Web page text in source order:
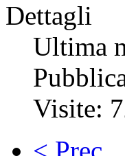
Dettagli
Ultima
Visite: